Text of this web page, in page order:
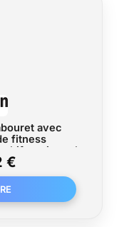
cm.
【AUCUN
garantie d'un an
à
client 24h/24
à temps.
！
avec
fitness
à domicile,
€